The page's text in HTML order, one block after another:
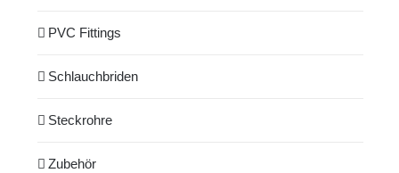
PVC Fittings
Schlauchbriden
Steckrohre
Zubehör